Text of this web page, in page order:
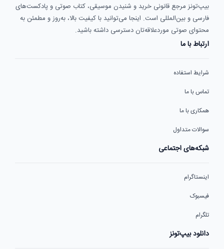
بیپ‌تونز مرجع قانونی خرید و شنیدن موسیقی، کتاب صوتی و پادکست‌های
فارسی و بین‌المللی است. اینجا می‌توانید با کیفیت بالا، به‌روز و مطمئن به
محتوای صوتی موردعلاقه‌تان دسترسی داشته باشید.
ارتباط با ما
شرایط استفاده
تماس با ما
همکاری با ما
سوالات متداول
شبکه‌های اجتماعی
اینستاگرام
فیسبوک
تلگرام
دانلود بیپ‌تونز